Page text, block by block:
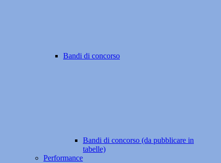
Bandi di concorso
Bandi di concorso (da pubblicare in
tabelle)
Performance